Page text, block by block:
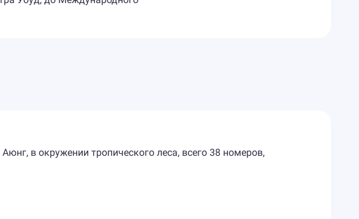
в окружении тропического леса, всего 38 номеров,